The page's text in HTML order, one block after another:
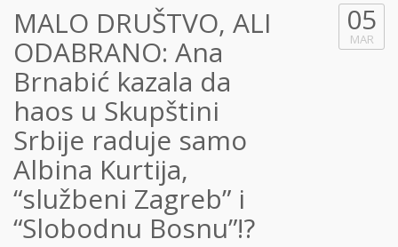
MALO DRUŠTVO, ALI
ODABRANO: Ana
Brnabić kazala da
haos u Skupštini
Srbije raduje samo
Albina Kurtija,
“službeni Zagreb” i
“Slobodnu Bosnu”!?
05
MAR